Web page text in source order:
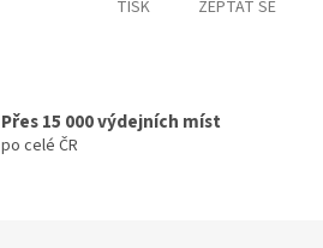
TISK ZEPTAT SE
Přes 15 000 výdejních míst
po celé ČR